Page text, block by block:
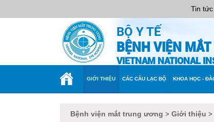
Tin tức
BỘ Y TẾ
BỆNH VIỆN
VIETNAM NATIONAL
TRANG GIỚI THIỆU CÁC CÂU LẠC BỘ KHOA HỌC -
Bệnh viện mắt trung ương > Giới thiệu >